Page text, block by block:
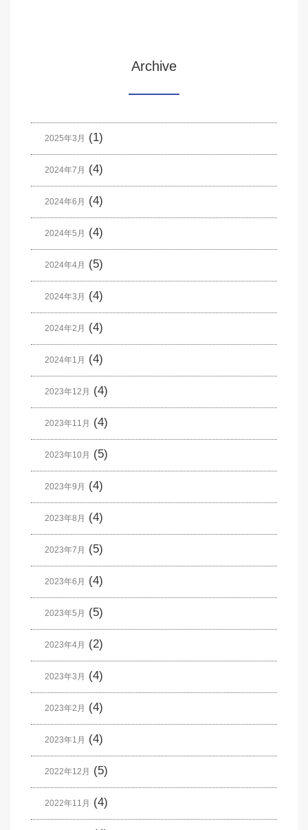
Archive
2025年3月 (1)
2024年7月 (4)
2024年6月 (4)
2024年5月 (4)
2024年4月 (5)
2024年3月 (4)
2024年2月 (4)
2024年1月 (4)
2023年12月 (4)
2023年11月 (4)
2023年10月 (5)
2023年9月 (4)
2023年8月 (4)
2023年7月 (5)
2023年6月 (4)
2023年5月 (5)
2023年4月 (2)
2023年3月 (4)
2023年2月 (4)
2023年1月 (4)
2022年12月 (5)
2022年11月 (4)